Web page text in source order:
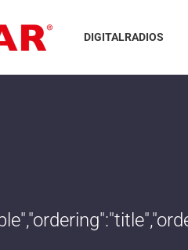
DIGITALRADIOS